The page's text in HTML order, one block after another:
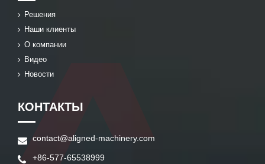
Решения
Наши клиенты
О компании
Видео
Новости
КОНТАКТЫ
contact@aligned-machinery.com
+86-577-65538999